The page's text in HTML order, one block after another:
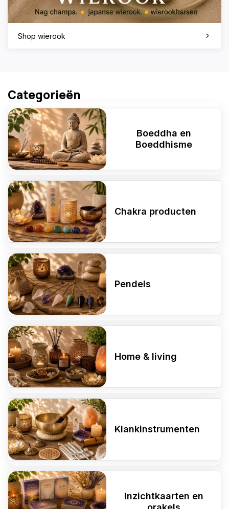
Shop wierook
Categorieën
Boeddha en
Boeddhisme
Chakra producten
Pendels
Home & living
Klankinstrumenten
Inzichtkaarten en